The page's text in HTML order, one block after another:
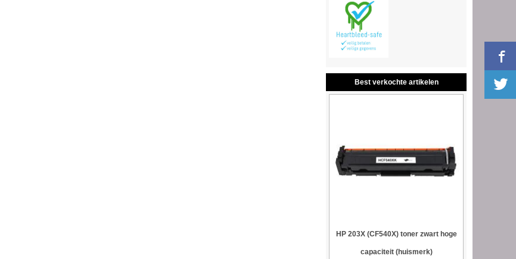
Best verkochte artikelen
HP 203X (CF540X) toner zwart hoge
capaciteit (huismerk)